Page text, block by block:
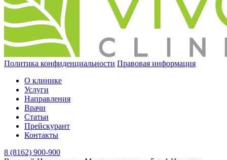
Политика конфиденциальности Правовая информация
О клинике
Услуги
Направления
Врачи
Статьи
Прейскурант
Контакты
8 (8162) 900-900